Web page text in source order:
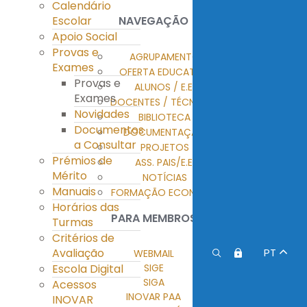
Calendário
Escolar
Apoio Social
Provas e
Exames
Provas e
Exames
Novidades
Documentos
a Consultar
Prémios de
Mérito
Manuais
Horários das
Turmas
Critérios de
Avaliação
Escola Digital
Acessos
INOVAR
PT
NAVEGAÇÃO
AGRUPAMENTO
OFERTA EDUCATIVA
ALUNOS / E.E.
DOCENTES / TÉCNICOS
BIBLIOTECA
DOCUMENTAÇÃO
PROJETOS
ASS. PAIS/E.E.
NOTÍCIAS
FORMAÇÃO ECONTENT
PARA MEMBROS
WEBMAIL
SIGE
SIGA
INOVAR PAA